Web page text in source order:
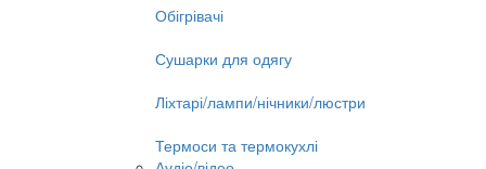
Обігрівачі
Сушарки для одягу
Ліхтарі/лампи/нічники/люстри
Термоси та термокухлі